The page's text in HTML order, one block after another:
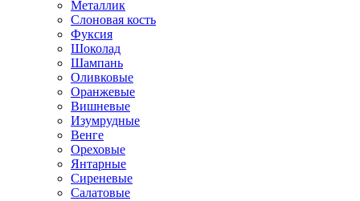
Металлик
Слоновая кость
Фуксия
Шоколад
Шампань
Оливковые
Оранжевые
Вишневые
Изумрудные
Венге
Ореховые
Янтарные
Сиреневые
Салатовые